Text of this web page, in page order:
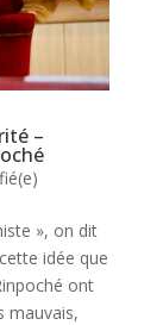
–
», on dit
idée que
ont
mauvais,